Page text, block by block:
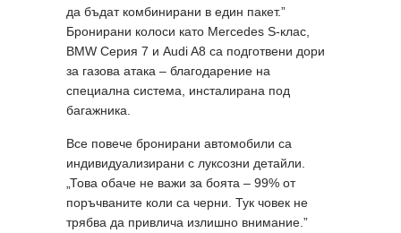
да бъдат комбинирани в един пакет.”
Бронирани колоси като Mercedes S-клас,
BMW Серия 7 и Audi A8 са подготвени дори
за газова атака – благодарение на
специална система, инсталирана под
багажника.
Все повече бронирани автомобили са
индивидуализирани с луксозни детайли.
„Това обаче не важи за боята – 99% от
поръчваните коли са черни. Тук човек не
трябва да привлича излишно внимание.”